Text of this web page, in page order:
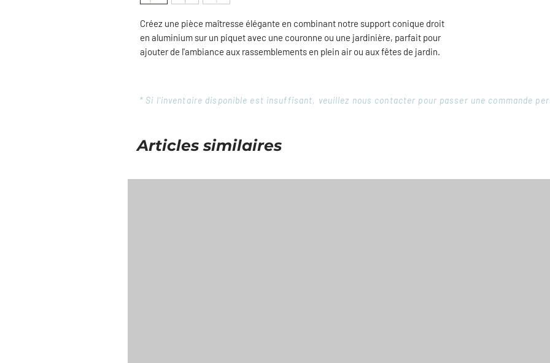
Créez une pièce maîtresse élégante en combinant notre support conique droit
en aluminium sur un piquet avec une couronne ou une jardinière, parfait pour
ajouter de l'ambiance aux rassemblements en plein air ou aux fêtes de jardin.
* Si l'inventaire disponible est insuffisant, veuillez nous contacter pour passer une commande
Articles similaires